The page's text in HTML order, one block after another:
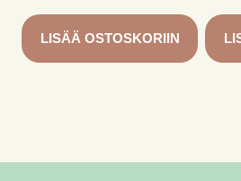
LISÄÄ OSTOSKORIIN